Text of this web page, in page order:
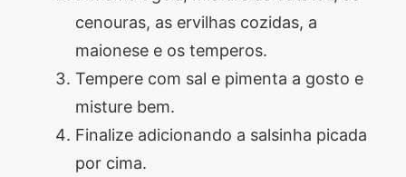
cenouras, as ervilhas cozidas, a
maionese e os temperos.
Tempere com sal e pimenta a gosto e
misture bem.
Finalize adicionando a salsinha picada
por cima.